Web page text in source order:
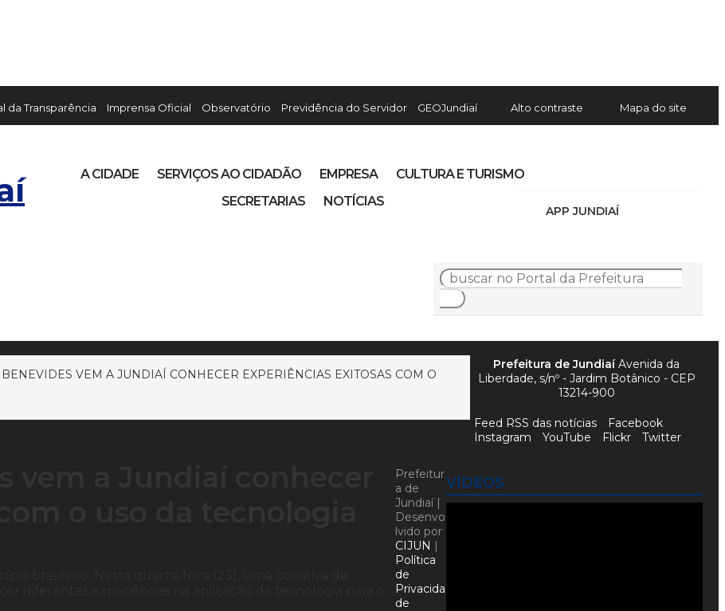
da Transparência Imprensa Oficial Observatório Previdência do Servidor GEOJundiaí Alto contraste Mapa do site
APP JUNDIAÍ
A CIDADE SERVIÇOS AO CIDADÃO EMPRESA
CULTURA E TURISMO
SECRETARIAS
NOTÍCIAS
VEM A JUNDIAÍ CONHECER EXPERIÊNCIAS EXITOSAS COM O
VÍDEOS
Prefeitura de JundiaíAvenida da
Liberdade, s/nº - Jardim Botânico - CEP
13214-900
Feed RSS das notícias
Facebook
Instagram
YouTube Flickr Twitter
Prefeitur
a de
Jundiaí |
Desenvo
lvido por
CIJUN |
Política
de
Privacida
de